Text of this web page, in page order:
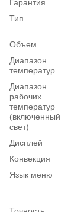
Гарантия
Тип
Объем
Диапазон
температур
Диапазон
рабочих
температур
(включенный
свет)
Дисплей
Конвекция
Язык меню